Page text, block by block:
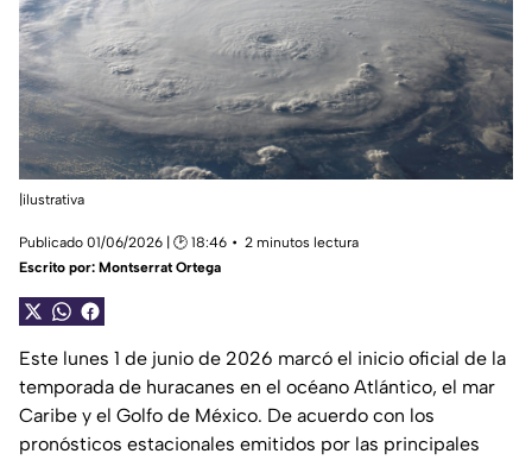
|ilustrativa
Publicado 01/06/2026 | 🕑 18:46
2 minutos lectura
Escrito por: Montserrat Ortega
Este lunes 1 de junio de 2026 marcó el inicio oficial de la
temporada de huracanes en el océano Atlántico, el mar
Caribe y el Golfo de México. De acuerdo con los
pronósticos estacionales emitidos por las principales